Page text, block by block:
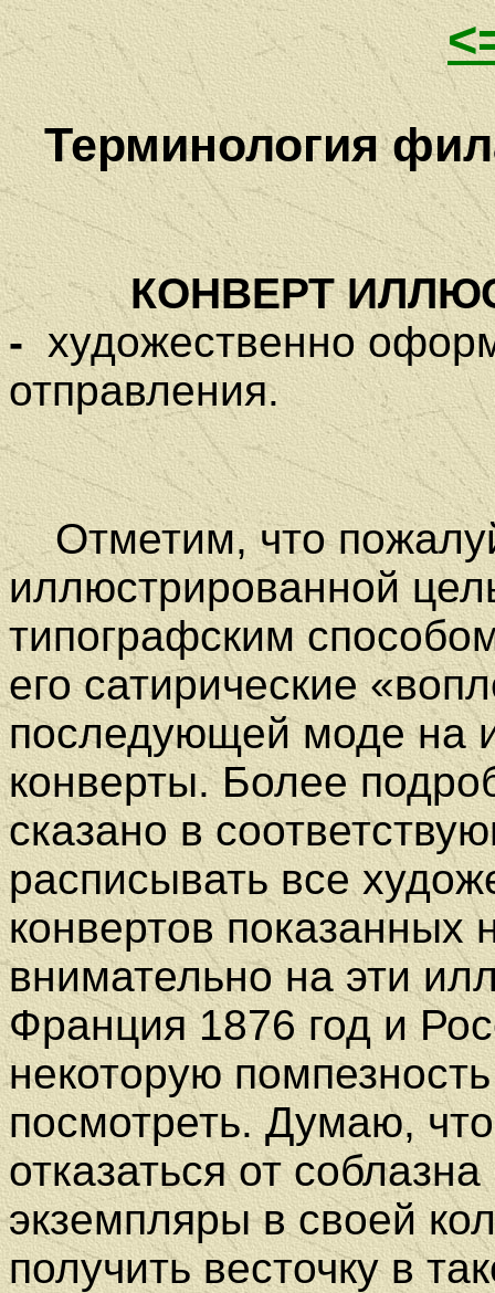
Терминология
КОНВЕРТ
- художественно
отправления.
Отметим, что
иллюстрированной
типографским
его сатирические
последующей моде на
конверты.Более
сказано в
расписывать все
конвертов
внимательно на эти
Франция 1876 год и
некоторую
посмотреть. Думаю,
отказаться от
экземпляры в своей
получить весточку в